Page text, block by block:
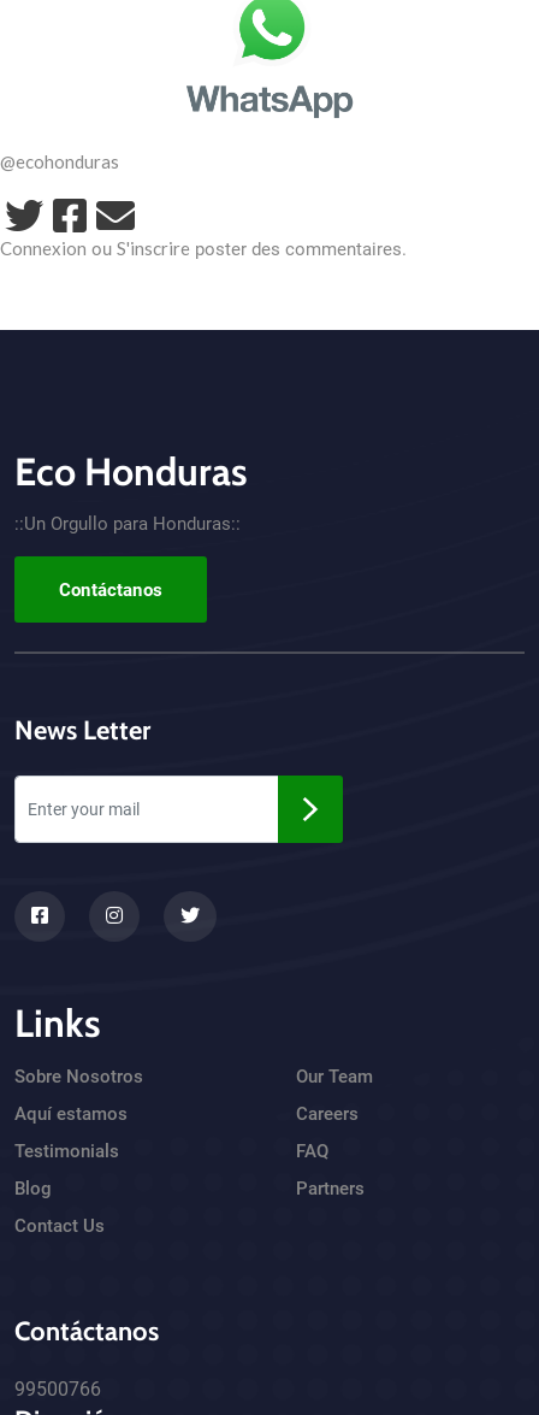
@ecohonduras
Connexion ou S'inscrire poster des commentaires.
CTA - Footer
Eco Honduras
::Un Orgullo para Honduras::
Contáctanos
News Letter
Links
Sobre Nosotros
Aquí estamos
Testimonials
Blog
Contact Us
Our Team
Careers
FAQ
Partners
Contáctanos
99500766